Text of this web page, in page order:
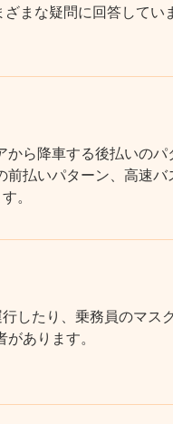
まな疑問に回答してい
ら降車する後払いのパ
払いパターン、高速
。
したり、乗務員のマス
あります。